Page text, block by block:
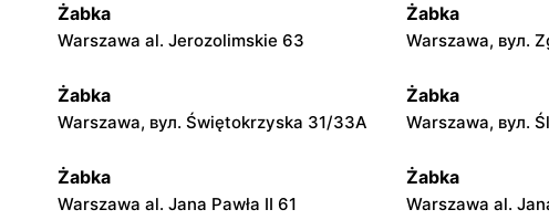
Żabka
Warszawa al. Jerozolimskie 63
Żabka
Warszawa, вул.
Żabka
Warszawa, вул. Świętokrzyska 31/33A
Żabka
Warszawa, вул.
Żabka
Warszawa al. Jana Pawła II 61
Żabka
Warszawa al.